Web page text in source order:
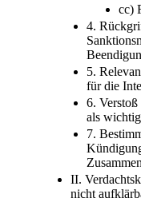
cc)
4.
5.
für die
6.
als
7.
II.
nicht